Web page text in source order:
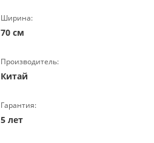
Ширина:
70 см
Производитель:
Китай
Гарантия:
5 лет